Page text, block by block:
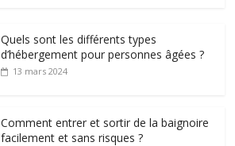
Quels sont les différents types
d’hébergement pour personnes âgées ?
13 mars 2024
Comment entrer et sortir de la baignoire
facilement et sans risques ?